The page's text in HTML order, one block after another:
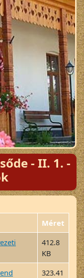
- II. 1. -
Méret
412.8
KB
323.41